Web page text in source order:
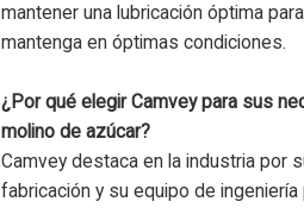
mantener una lubricación óptima
mantenga en óptimas condiciones.
¿Por qué elegir Camvey para sus
molino de azúcar?
Camvey destaca en la industria por
fabricación y su equipo de